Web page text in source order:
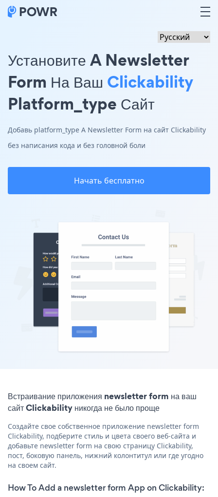
Установите A Newsletter
Form На Ваш Clickability
Platform_type Сайт
Добавь platform_type A Newsletter Form на сайт Clickability
без написания кода и без головной боли
Начать бесплатно
Встраивание приложения newsletter form на ваш
сайт Clickability никогда не было проще
Создайте свое собственное приложение newsletter form
Clickability, подберите стиль и цвета своего веб-сайта и
добавьте newsletter form на свою страницу Clickability,
пост, боковую панель, нижний колонтитул или где угодно
на своем сайт.
How To Add a newsletter form App on Clickability: